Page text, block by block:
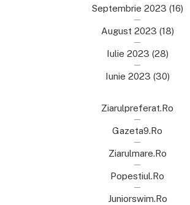
Septembrie 2023 (16)
August 2023 (18)
Iulie 2023 (28)
Iunie 2023 (30)
Ziarulpreferat.ro
Gazeta9.ro
Ziarulmare.ro
Popestiul.ro
Juniorswim.ro